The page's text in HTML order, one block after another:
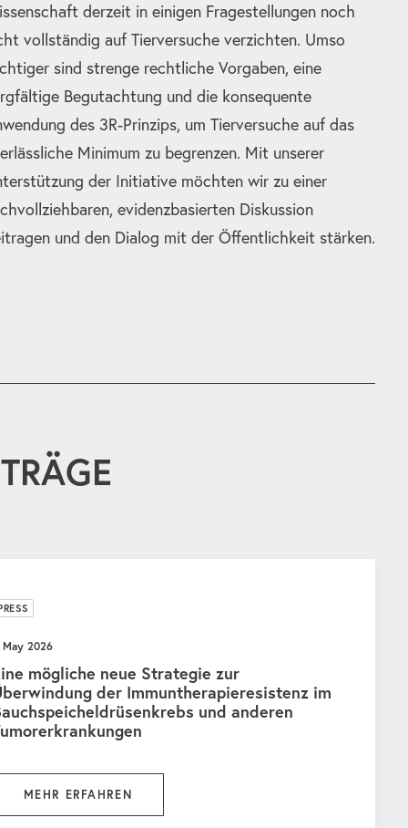
derzeit in einigen Fragestellungen noch
vollständig auf Tierversuche verzichten. Umso
sind strenge rechtliche Vorgaben, eine
Begutachtung und die konsequente
des 3R-Prinzips, um Tierversuche auf das
Minimum zu begrenzen. Mit unserer
der Initiative möchten wir zu einer
evidenzbasierten Diskussion
und den Dialog mit der Öffentlichkeit stärken.
May 2026
mögliche neue Strategie zur
der Immuntherapieresistenz im
und anderen
MEHR ERFAHREN